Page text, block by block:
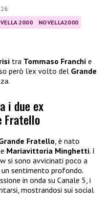
2000 NOVELLA2000
tra Tommaso Franchi e
però l’ex volto del Grande
i due ex
Fratello
Fratello , è nato
e Mariavittoria Minghetti. I
si sono avvicinati poco a
sentimento profondo.
in onda su Canale 5, i
mostrandosi sui social